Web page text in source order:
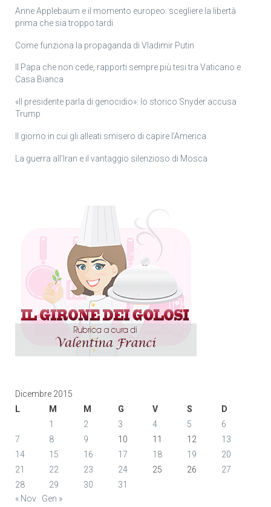
Anne Applebaum e il momento europeo: scegliere la libertà
prima che sia troppo tardi
Come funziona la propaganda di Vladimir Putin
Il Papa che non cede, rapporti sempre più tesi tra Vaticano e
Casa Bianca
«Il presidente parla di genocidio»: lo storico Snyder accusa
Trump
Il giorno in cui gli alleati smisero di capire l’America
La guerra all’Iran e il vantaggio silenzioso di Mosca
Dicembre 2015
L
M M G V S
D
1
2 3 4 5
6
7
8 9 10 11 12
13
14
15 16 17 18 19
20
21
22 23 24 25 26
27
28
29 30
31
« Nov
Gen »